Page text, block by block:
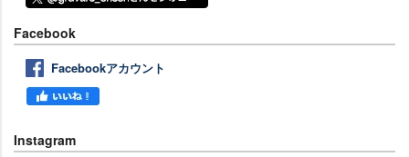
Facebook
Facebookアカウント
Instagram